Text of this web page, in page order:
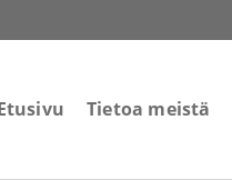
Tietoa meistä